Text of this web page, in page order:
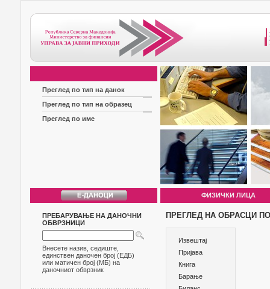
Преглед по тип на данок
Преглед по тип на образец
Преглед по име
ФИЗИЧКИ ЛИЦА
ПРЕБАРУВАЊЕ НА ДАНОЧНИ
ОБВРЗНИЦИ
Внесете назив, седиште,
единствен даночен број (ЕДБ)
или матичен број (МБ) на
даночниот обврзник
ПРЕГЛЕД НА ОБРАСЦИ
Извештај
Пријава
Книга
Барање